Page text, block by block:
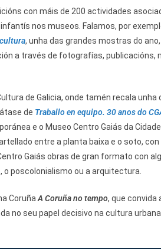
con máis de 200 actividades
nos museos. Falamos, por
, unha das grandes mostras do
a través de fotografías, publicacións,
de Galicia, onde tamén recala
de Traballo en equipo. 30 anos do
e o Museo Centro Gaiás da
entre a planta baixa e o soto,
Gaiás obras de gran formato con
o poscolonialismo ou a arquitectura.
CoruñaA Coruña no tempo, que convida
no seu papel decisivo na cultura